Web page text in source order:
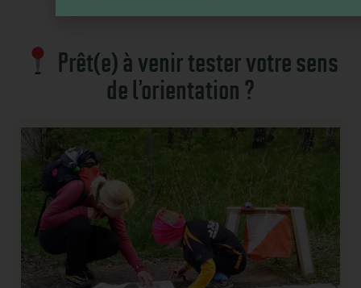
Prêt(e) à venir tester votre sens
de l’orientation ?